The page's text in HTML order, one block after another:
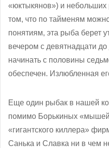
«юктыкянов») и небольших
том, что по тайменям
понятиям, эта рыба берет
вечером с девятнадцати
начинать с половины
обеспечен. Излюбленная
Еще один рыбак в нашей
помимо Борькиных
«гигантского киллера»
Санька и Славка ни в чем